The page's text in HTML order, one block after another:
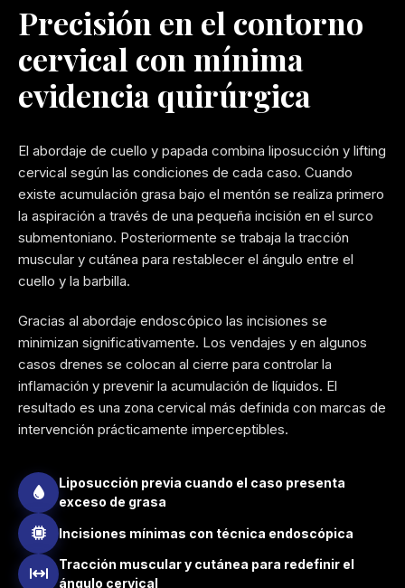
Precisión en el contorno
cervical con mínima
evidencia quirúrgica
El abordaje de cuello y papada combina liposucción y lifting
cervical según las condiciones de cada caso. Cuando
existe acumulación grasa bajo el mentón se realiza primero
la aspiración a través de una pequeña incisión en el surco
submentoniano. Posteriormente se trabaja la tracción
muscular y cutánea para restablecer el ángulo entre el
cuello y la barbilla.
Gracias al abordaje endoscópico las incisiones se
minimizan significativamente. Los vendajes y en algunos
casos drenes se colocan al cierre para controlar la
inflamación y prevenir la acumulación de líquidos. El
resultado es una zona cervical más definida con marcas de
intervención prácticamente imperceptibles.
Liposucción previa cuando el caso presenta
exceso de grasa
Incisiones mínimas con técnica endoscópica
Tracción muscular y cutánea para redefinir el
ángulo cervical